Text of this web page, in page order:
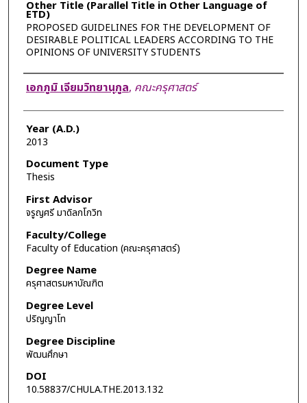
Other Title (Parallel Title in Other Language of
ETD)
PROPOSED GUIDELINES FOR THE DEVELOPMENT OF
DESIRABLE POLITICAL LEADERS ACCORDING TO THE
OPINIONS OF UNIVERSITY STUDENTS
Author
เอกภูมิ เจียมวิทยานุกูล, คณะครุศาสตร์
Year (A.D.)
2013
Document Type
Thesis
First Advisor
จรูญศรี มาดิลกโกวิท
Faculty/College
Faculty of Education (คณะครุศาสตร์)
Degree Name
ครุศาสตรมหาบัณฑิต
Degree Level
ปริญญาโท
Degree Discipline
พัฒนศึกษา
DOI
10.58837/CHULA.THE.2013.132